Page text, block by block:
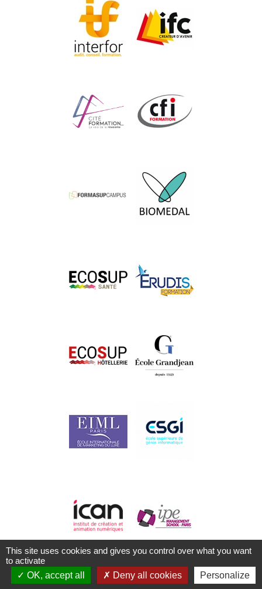
La base de données duRéseau Kalysco.
This site uses cookies and gives you control over what you want
to activate
OK, accept all
Deny all cookies Personalize